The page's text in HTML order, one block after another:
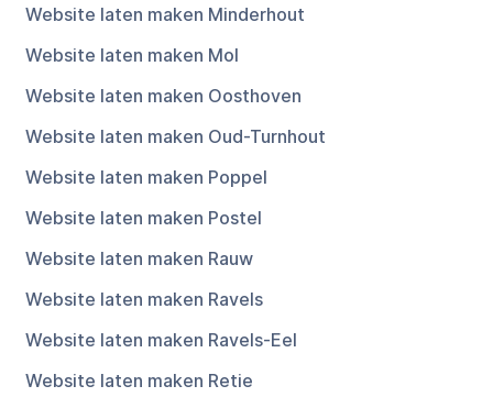
Website laten maken Minderhout
Website laten maken Mol
Website laten maken Oosthoven
Website laten maken Oud-Turnhout
Website laten maken Poppel
Website laten maken Postel
Website laten maken Rauw
Website laten maken Ravels
Website laten maken Ravels-Eel
Website laten maken Retie